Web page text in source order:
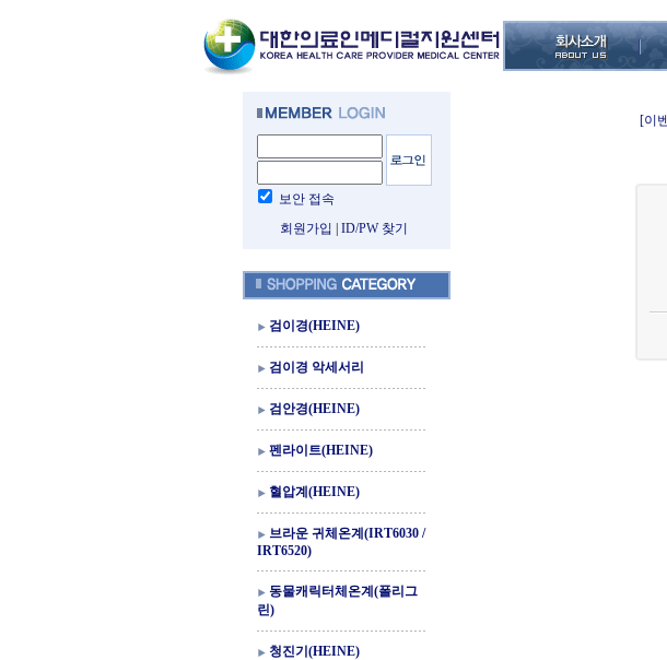
보안 접속
회원가입
ID/PW 찾기
검이경(HEINE)
검이경 악세서리
검안경(HEINE)
펜라이트(HEINE)
혈압계(HEINE)
브라운 귀체온계(IRT6030 /
IRT6520)
동물캐릭터체온계(폴리그
린)
청진기(HEINE)
[이